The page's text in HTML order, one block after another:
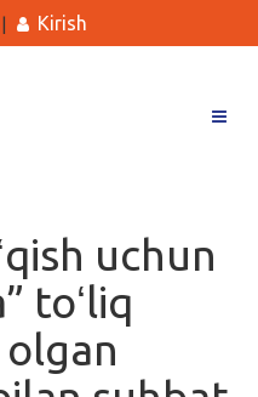
Kirish
uchun
toʻliq